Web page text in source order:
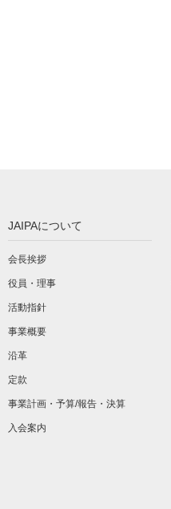
JAIPAについて
会長挨拶
役員・理事
活動指針
事業概要
沿革
定款
事業計画・予算/報告・決算
入会案内